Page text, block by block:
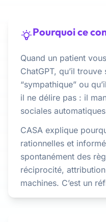
Pourquoi ce
Quand un patient
ChatGPT, qu’il
“sympathique” ou
il ne délire pas : il
sociales
CASA explique
rationnelles et
spontanément des
réciprocité,
machines. C’est un